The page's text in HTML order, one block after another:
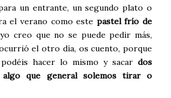
un entrante, un segundo plato o
el verano como este pastel frío de
creo que no se puede pedir más,
el otro día, os cuento, porque
hacer lo mismo y sacar dos
algo que general solemos tirar o